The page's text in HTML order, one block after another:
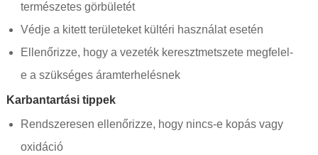
természetes görbületét
Védje a kitett területeket kültéri használat esetén
Ellenőrizze, hogy a vezeték keresztmetszete megfelel-
e a szükséges áramterhelésnek
Karbantartási tippek
Rendszeresen ellenőrizze, hogy nincs-e kopás vagy
oxidáció